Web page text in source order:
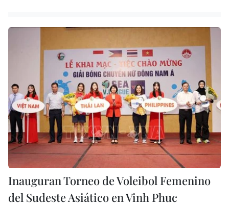
Inauguran Torneo de Voleibol Femenino
del Sudeste Asiático en Vinh Phuc